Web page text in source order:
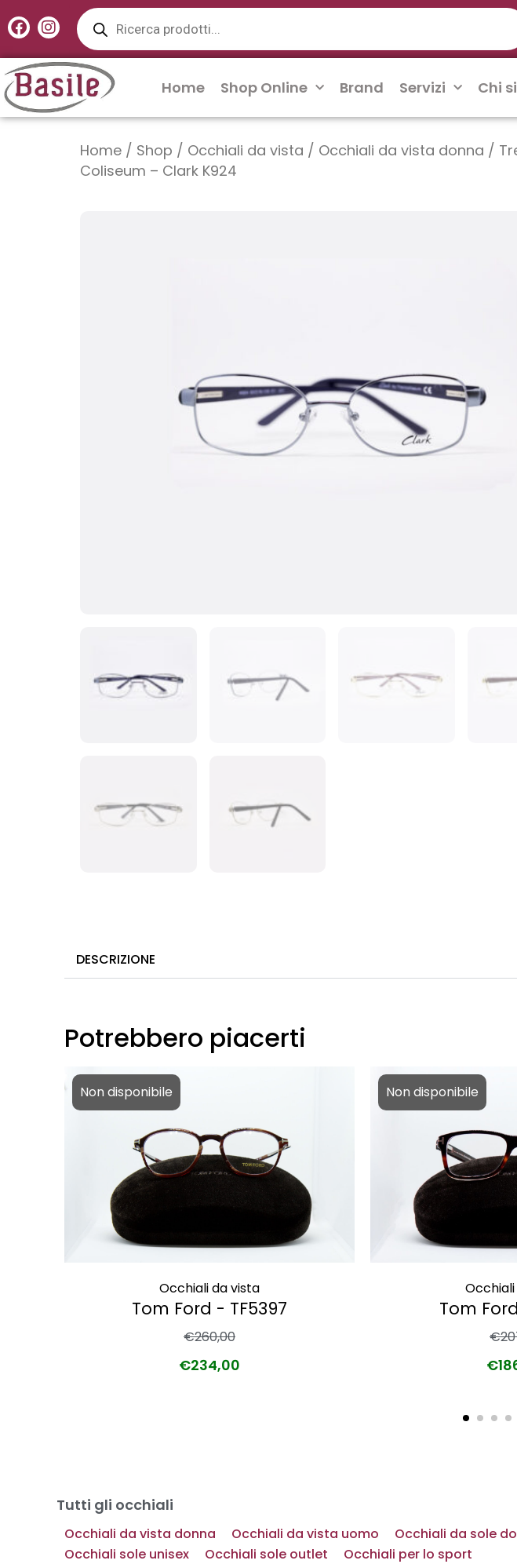
al F
a
c
e
b
o
o
I
n
s
t
a
g
r
Products
search
Home Shop Online Brand Servizi Chi
Home / Shop / Occhiali da vista / Occhiali da vista donna /
Coliseum – Clark K924
DESCRIZIONE
Potrebbero piacerti
Non disponibile
Occhiali da vista
Tom Ford - TF5397
€260,00
€234,00
Non disponibile
Tom
€
€
Tutti gli occhiali
Occhiali da vista donna Occhiali da vista uomo Occhiali da sole
Occhiali sole unisex
Occhiali sole outlet Occhiali per lo sport